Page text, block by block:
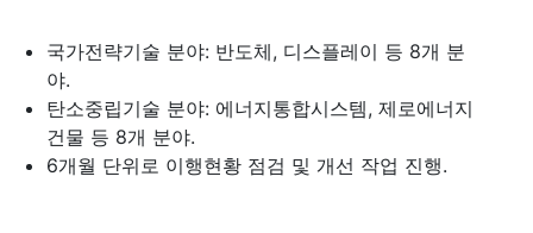
국가전략기술 분야: 반도체, 디스플레이 등 8개 분
야.
탄소중립기술 분야: 에너지통합시스템, 제로에너지
건물 등 8개 분야.
6개월 단위로 이행현황 점검 및 개선 작업 진행.